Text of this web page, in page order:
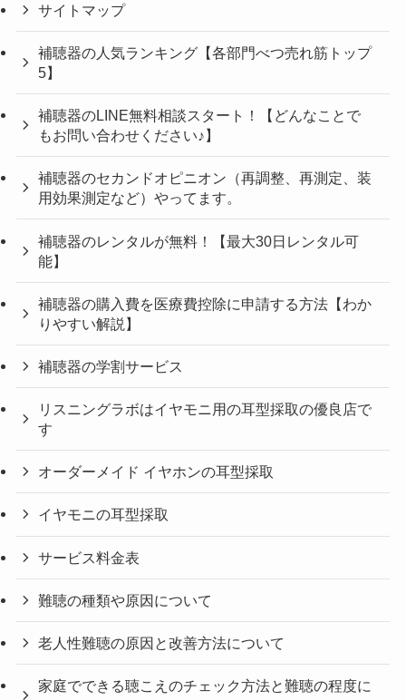
サイトマップ
補聴器の人気ランキング【各部門べつ売れ筋トップ
5】
補聴器のLINE無料相談スタート！【どんなことで
もお問い合わせください♪】
補聴器のセカンドオピニオン（再調整、再測定、装
用効果測定など）やってます。
補聴器のレンタルが無料！【最大30日レンタル可
能】
補聴器の購入費を医療費控除に申請する方法【わか
りやすい解説】
補聴器の学割サービス
リスニングラボはイヤモニ用の耳型採取の優良店で
す
オーダーメイド イヤホンの耳型採取
イヤモニの耳型採取
サービス料金表
難聴の種類や原因について
老人性難聴の原因と改善方法について
家庭でできる聴こえのチェック方法と難聴の程度に